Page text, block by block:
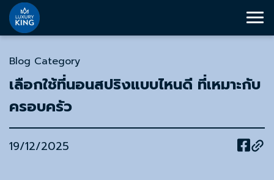
Blog Category
เลือกใช้ที่นอนสปริงแบบไหนดี ที่เหมาะกับ
ครอบครัว
19/12/2025